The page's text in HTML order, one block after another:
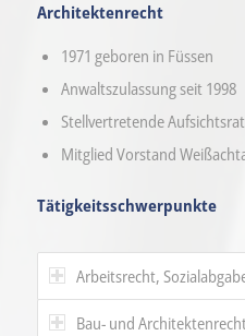
Architektenrecht
1971 geboren in Füssen
Anwaltszulassung seit 1998
Stellvertretende
Mitglied Vorstand
Tätigkeitsschwerpunkte
Arbeitsrecht,
Bau- und